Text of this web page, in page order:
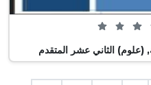
0 من 5 (0 تصويت)
(علوم) الثاني عشر المتقدم